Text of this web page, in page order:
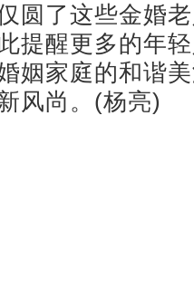
了这些金婚老
提醒更多的年
姻家庭的和谐
风尚。(杨亮)